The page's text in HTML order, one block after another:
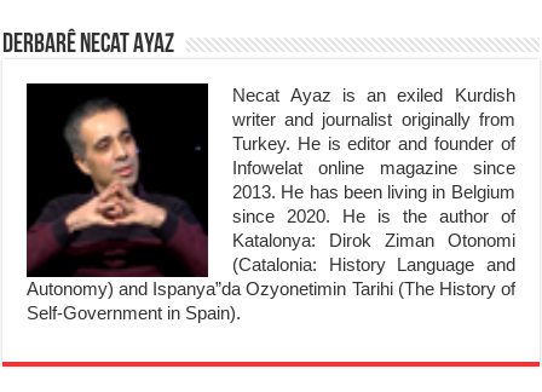
Derbarê Necat Ayaz
Necat Ayaz is an exiled Kurdish
writer and journalist originally from
Turkey. He is editor and founder of
Infowelat online magazine since
2013. He has been living in Belgium
since 2020. He is the author of
Katalonya: Dirok Ziman Otonomi
(Catalonia: History Language and
Autonomy) and Ispanya”da Ozyonetimin Tarihi (The History of
Self-Government in Spain).